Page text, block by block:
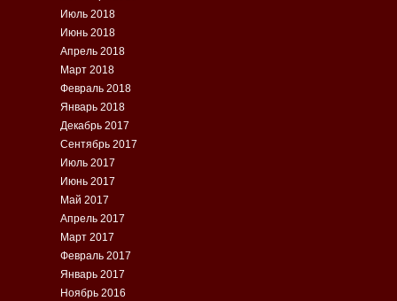
Июль 2018
Июнь 2018
Апрель 2018
Март 2018
Февраль 2018
Январь 2018
Декабрь 2017
Сентябрь 2017
Июль 2017
Июнь 2017
Май 2017
Апрель 2017
Март 2017
Февраль 2017
Январь 2017
Ноябрь 2016